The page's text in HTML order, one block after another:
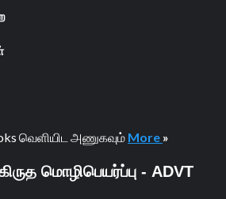
வெளியிட அணுகவும் More »
மொழிபெயர்ப்பு - ADVT